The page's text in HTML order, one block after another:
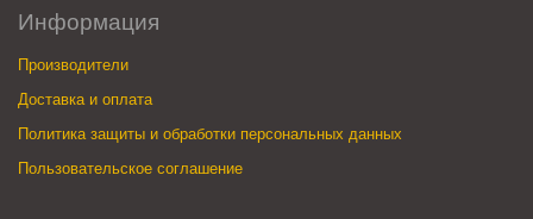
Информация
Производители
Доставка и оплата
Политика защиты и обработки персональных данных
Пользовательское соглашение